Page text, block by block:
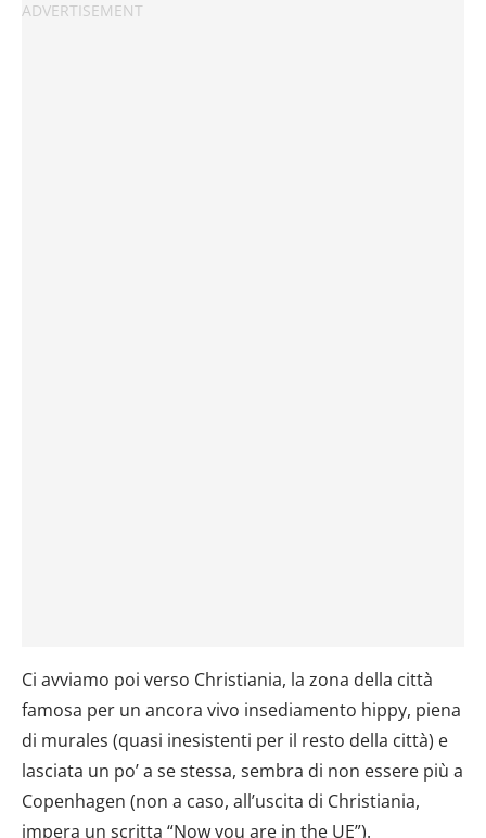
Ci avviamo poi verso Christiania, la zona della città
famosa per un ancora vivo insediamento hippy, piena
di murales (quasi inesistenti per il resto della città) e
lasciata un po’ a se stessa, sembra di non essere più a
Copenhagen (non a caso, all’uscita di Christiania,
impera un scritta “Now you are in the UE”).